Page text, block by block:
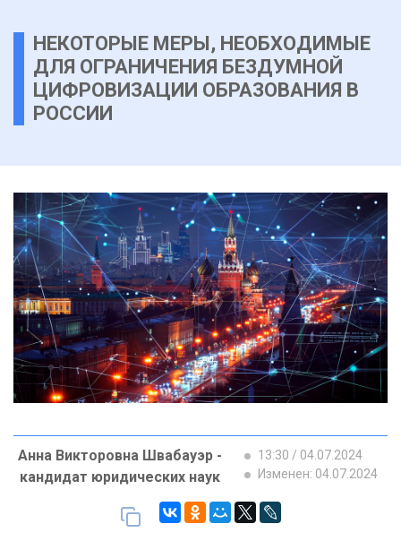
НЕКОТОРЫЕ МЕРЫ, НЕОБХОДИМЫЕ
ДЛЯ ОГРАНИЧЕНИЯ БЕЗДУМНОЙ
ЦИФРОВИЗАЦИИ ОБРАЗОВАНИЯ В
РОССИИ
Анна Викторовна Швабауэр -
кандидат юридических наук
13:30 / 04.07.2024
Изменен: 04.07.2024